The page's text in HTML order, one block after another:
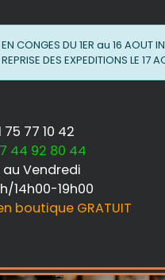
EN CONGES DU 1ER au 16 AOUT
REPRISE DES EXPEDITIONS LE 17
75 77 10 42
44 92 80 44
Vendredi
14h00-19h00
boutique GRATUIT